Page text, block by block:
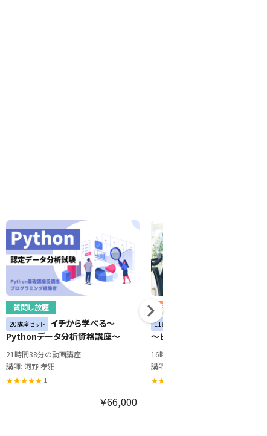
質問し放題
20講座セット
イチから学べる～
Pythonデータ分析資格講座～
21時間38分の動画講座
講師: 河野 孝雅
1
￥66,000
受け放題
11講座セット
～ビジネス複合中級講座～
16時間3分の動画講座